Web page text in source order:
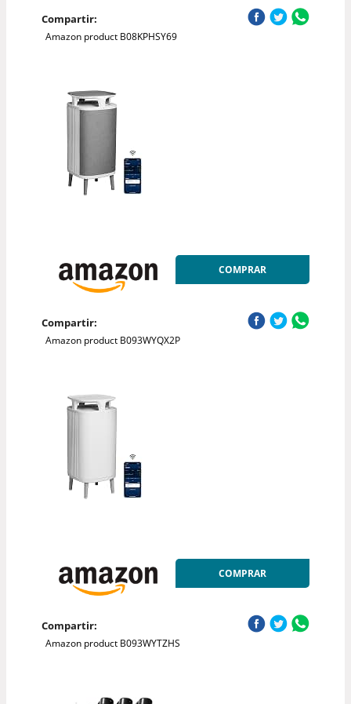
Compartir:
Amazon product B08KPHSY69
COMPRAR
Compartir:
Amazon product B093WYQX2P
COMPRAR
Compartir:
Amazon product B093WYTZHS